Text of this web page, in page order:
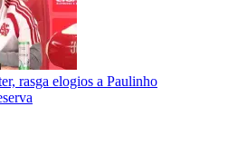
rasga elogios a Paulinho